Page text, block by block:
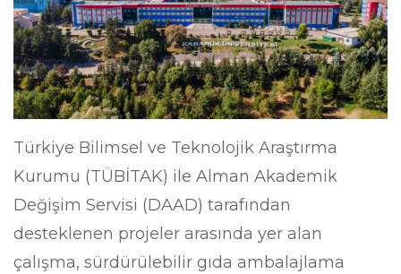
Türkiye Bilimsel ve Teknolojik Araştırma
Kurumu (TÜBİTAK) ile Alman Akademik
Değişim Servisi (DAAD) tarafından
desteklenen projeler arasında yer alan
çalışma, sürdürülebilir gıda ambalajlama